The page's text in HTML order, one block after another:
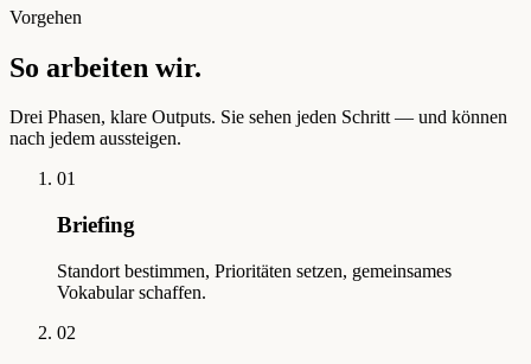
Vorgehen
So arbeiten wir.
Drei Phasen, klare Outputs. Sie sehen jeden Schritt — und können
nach jedem aussteigen.
01
Briefing
Standort bestimmen, Prioritäten setzen, gemeinsames
Vokabular schaffen.
02